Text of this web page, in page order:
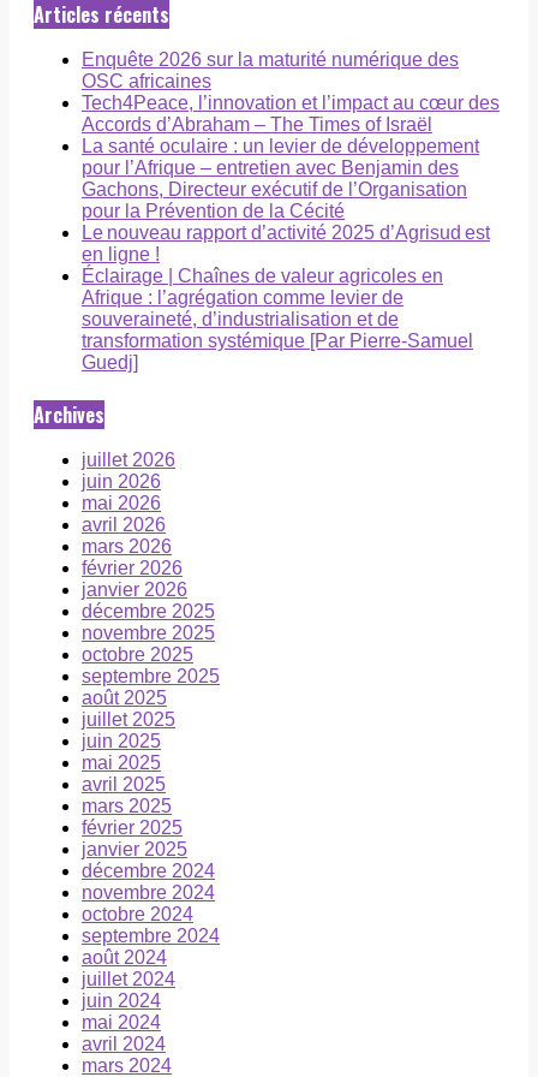
Articles récents
Enquête 2026 sur la maturité numérique des
OSC africaines
Tech4Peace, l’innovation et l’impact au cœur des
Accords d’Abraham – The Times of Israël
La santé oculaire : un levier de développement
pour l’Afrique – entretien avec Benjamin des
Gachons, Directeur exécutif de l’Organisation
pour la Prévention de la Cécité
Le nouveau rapport d’activité 2025 d’Agrisud est
en ligne !
Éclairage | Chaînes de valeur agricoles en
Afrique : l’agrégation comme levier de
souveraineté, d’industrialisation et de
transformation systémique [Par Pierre-Samuel
Guedj]
Archives
juillet 2026
juin 2026
mai 2026
avril 2026
mars 2026
février 2026
janvier 2026
décembre 2025
novembre 2025
octobre 2025
septembre 2025
août 2025
juillet 2025
juin 2025
mai 2025
avril 2025
mars 2025
février 2025
janvier 2025
décembre 2024
novembre 2024
octobre 2024
septembre 2024
août 2024
juillet 2024
juin 2024
mai 2024
avril 2024
mars 2024